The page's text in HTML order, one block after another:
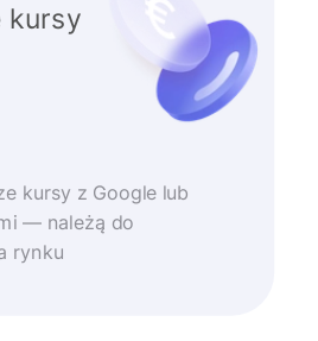
kursy
kursy z Google lub
— należą do
rynku